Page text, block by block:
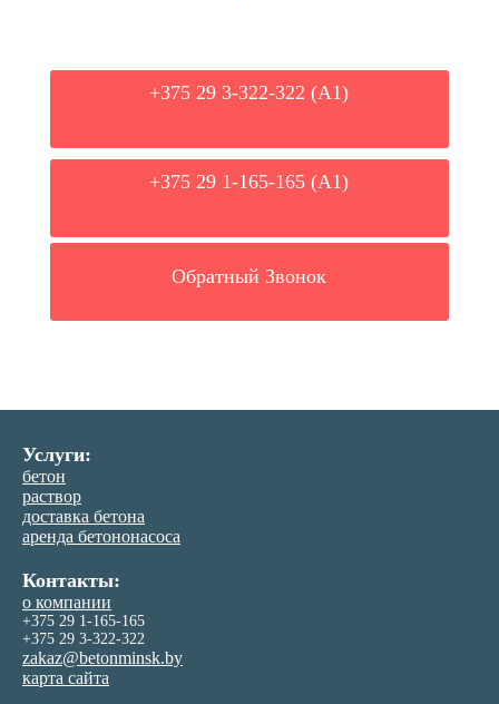
+375 29 3-322-322 (А1)
+375 29 1-165-165 (A1)
Обратный Звонок
Услуги:
бетон
раствор
доставка бетона
аренда бетононасоса
Контакты:
о компании
+375 29 1-165-165
+375 29 3-322-322
zakaz@betonminsk.by
карта сайта